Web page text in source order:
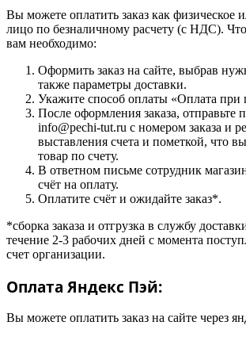
Вы можете оплатить заказ как физическое
лицо по безналичному расчету (с НДС).
вам необходимо:
Оформить заказ на сайте, выбрав
также параметры доставки.
Укажите способ оплаты «Оплата при
После оформления заказа, отправьте
info@pechi-tut.ru с номером заказа и
выставления счета и пометкой, что
товар по счету.
В ответном письме сотрудник
счёт на оплату.
Оплатите счёт и ожидайте заказ*.
*сборка заказа и отгрузка в службу
течение 2-3 рабочих дней с момента
счет организации.
Оплата Яндекс Пэй:
Вы можете оплатить заказ на сайте через